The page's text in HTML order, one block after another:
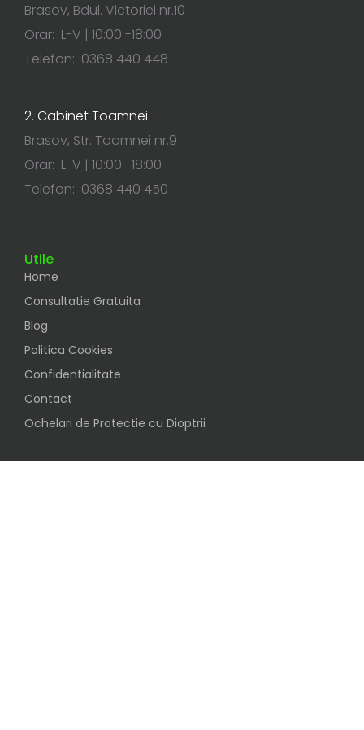
Brasov, Bdul. Victoriei nr.10
Orar: L-V | 10:00 -18:00
Telefon: 0368 440 448
2. Cabinet Toamnei
Brasov, Str. Toamnei nr.9
Orar: L-V | 10:00 -18:00
Telefon: 0368 440 450
Utile
Home
Consultatie Gratuita
Blog
Politica Cookies
Confidentialitate
Contact
Ochelari de Protectie cu Dioptrii